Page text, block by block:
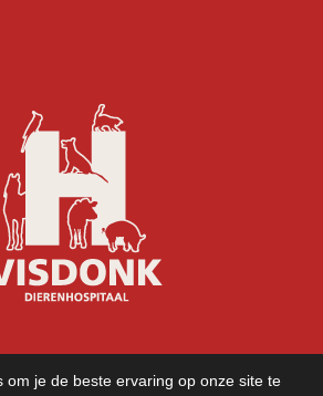
om je de beste ervaring op onze site te